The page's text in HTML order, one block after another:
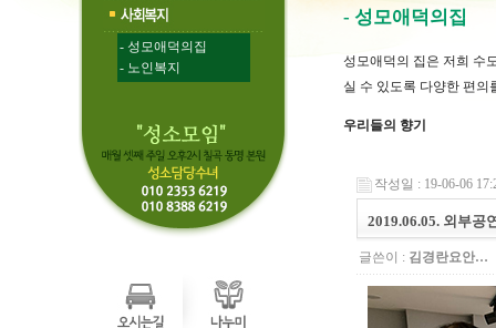
- 성모애덕의집
- 노인복지
- 성모애덕의집
성모애덕의 집은 저희 수
실 수 있도록 다양한 편의
우리들의 향기
작성일 : 19-06-06
2019.06.05. 외부공
글쓴이 : 김경란요안…